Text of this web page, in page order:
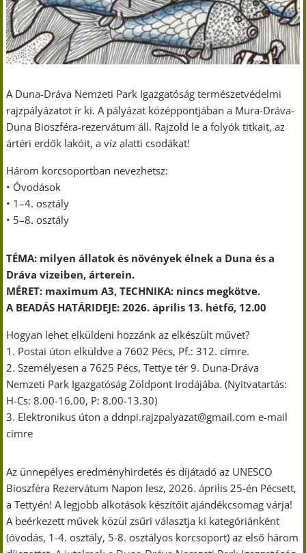
A Duna-Dráva Nemzeti Park Igazgatóság természetvédelmi
rajzpályázatot ír ki. A pályázat középpontjában a Mura-Dráva-
Duna Bioszféra-rezervátum áll. Rajzold le a folyók titkait, az
ártéri erdők lakóit, a víz alatti csodákat!
Három korcsoportban nevezhetsz:
• Óvodások
• 1–4. osztály
• 5–8. osztály
TÉMA: milyen állatok és növények élnek a Duna és a
Dráva vizeiben, árterein.
MÉRET: maximum A3, TECHNIKA: nincs megkötve.
A BEADÁS HATÁRIDEJE: 2026. április 13. hétfő, 12.00
Hogyan lehet elküldeni hozzánk az elkészült művet?
1. Postai úton elküldve a 7602 Pécs, Pf.: 312. címre.
2. Személyesen a 7625 Pécs, Tettye tér 9. Duna-Dráva
Nemzeti Park Igazgatóság Zöldpont Irodájába. (Nyitvatartás:
H-Cs: 8.00-16.00, P: 8.00-13.30)
3. Elektronikus úton a ddnpi.rajzpalyazat@gmail.com e-mail
címre
Az ünnepélyes eredményhirdetés és díjátadó az UNESCO
Bioszféra Rezervátum Napon lesz, 2026. április 25-én Pécsett,
a Tettyén! A legjobb alkotások készítőit ajándékcsomag várja!
A beérkezett művek közül zsűri választja ki kategóriánként
(óvodás, 1-4. osztály, 5-8. osztályos korcsoport) az első három